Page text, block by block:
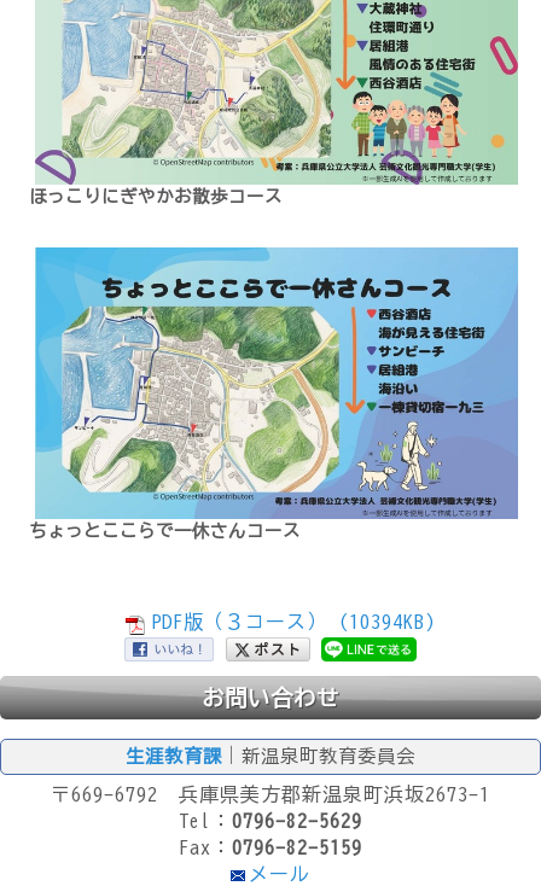
ほっこりにぎやかお散歩コース
ちょっとここらで一休さんコース
PDF版（３コース） (10394KB)
お問い合わせ
生涯教育課 ｜新温泉町教育委員会
〒669-6792 兵庫県美方郡新温泉町浜坂2673-1
Tel： 0796-82-5629
Fax： 0796-82-5159
メール